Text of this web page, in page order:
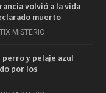
volvió a la vida
muerto
MISTERIO
perro у pelaje azul
por los